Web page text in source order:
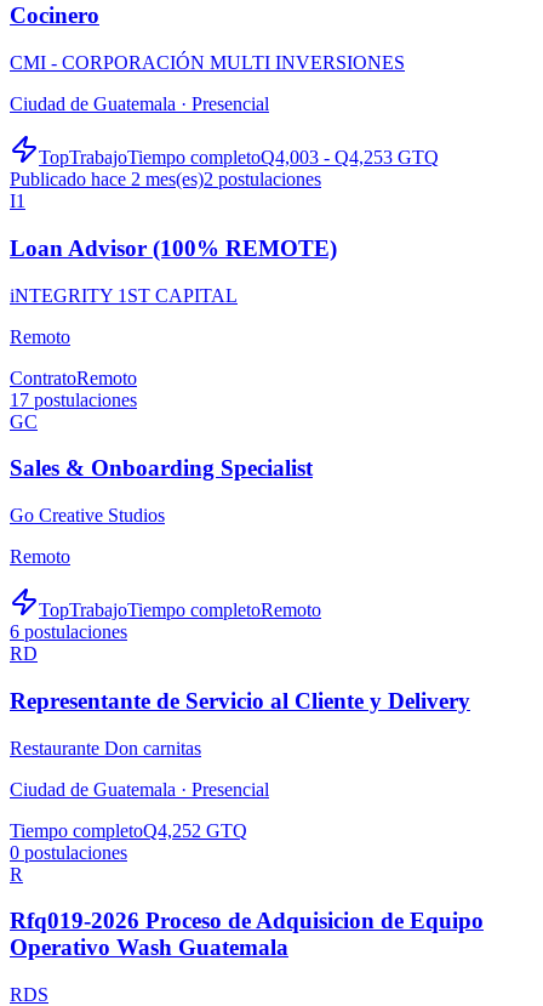
Cocinero
CMI - CORPORACIÓN MULTI INVERSIONES
Ciudad de Guatemala · Presencial
TopTrabajoTiempo completoQ4,003 - Q4,253 GTQ
Publicado hace 2 mes(es)2 postulaciones
I1
Loan Advisor (100% REMOTE)
iNTEGRITY 1ST CAPITAL
Remoto
ContratoRemoto
17 postulaciones
GC
Sales & Onboarding Specialist
Go Creative Studios
Remoto
TopTrabajoTiempo completoRemoto
6 postulaciones
RD
Representante de Servicio al Cliente y Delivery
Restaurante Don carnitas
Ciudad de Guatemala · Presencial
Tiempo completoQ4,252 GTQ
0 postulaciones
R
Rfq019-2026 Proceso de Adquisicion de Equipo
Operativo Wash Guatemala
RDS